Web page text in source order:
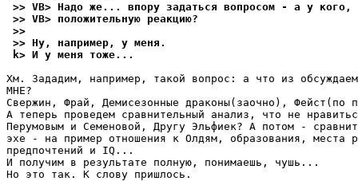
>> VB> Надо же... впору задаться вопросом - а у кого,
>> VB> положительную реакцию?
>>
>> Ну, например, у меня.
k> И у меня тоже...
Хм. Зададим, например, такой вопрос: а что из
МHЕ?
Свержин, Фрай, Демисезонные драконы(заочно), Фейст(по
А теперь проведем сравнительный анализ, что не
Перумовым и Семеновой, Другу Эльфиек? А потом -
эхе - на пример отношения к Олдям, обpазования, места
предпочтений и IQ...
И получим в результате полную, понимаешь, чушь...
Но это так. К слову пpишлось.